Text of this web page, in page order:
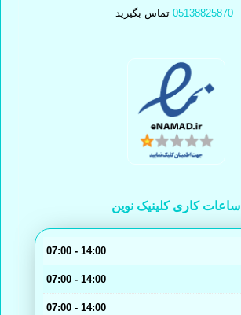
05138825870 تماس بگیرید
ساعات کاری کلینیک نوین
14:00 - 07:00
14:00 - 07:00
14:00 - 07:00